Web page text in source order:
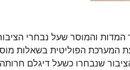
והמוסר שעל נבחרי
המערכת הפוליטית בשאלות
שנבחרו כשעל דיגלם חרותה